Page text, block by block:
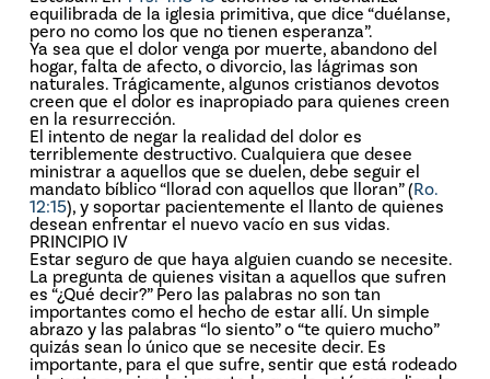
equilibrada de la iglesia primitiva, que dice “duélanse,
pero no como los que no tienen esperanza”.
Ya sea que el dolor venga por muerte, abandono del
hogar, falta de afecto, o divorcio, las lágrimas son
naturales. Trágicamente, algunos cristianos devotos
creen que el dolor es inapropiado para quienes creen
en la resurrección.
El intento de negar la realidad del dolor es
terriblemente destructivo. Cualquiera que desee
ministrar a aquellos que se duelen, debe seguir el
mandato bíblico “llorad con aquellos que lloran” (Ro.
12:15), y soportar pacientemente el llanto de quienes
desean enfrentar el nuevo vacío en sus vidas.
PRINCIPIO IV
Estar seguro de que haya alguien cuando se necesite.
La pregunta de quienes visitan a aquellos que sufren
es “¿Qué decir?” Pero las palabras no son tan
importantes como el hecho de estar allí. Un simple
abrazo y las palabras “lo siento” o “te quiero mucho”
quizás sean lo único que se necesite decir. Es
importante, para el que sufre, sentir que está rodeado